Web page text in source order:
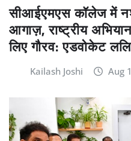
सीआईएमएस कॉलेज में
आगाज़, राष्ट्रीय
लिए गौरव: एडवोकेट
Kailash Joshi Aug